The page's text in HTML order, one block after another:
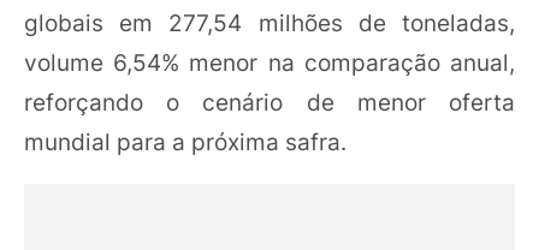
globais em 277,54 milhões de toneladas,
volume 6,54% menor na comparação anual,
reforçando o cenário de menor oferta
mundial para a próxima safra.